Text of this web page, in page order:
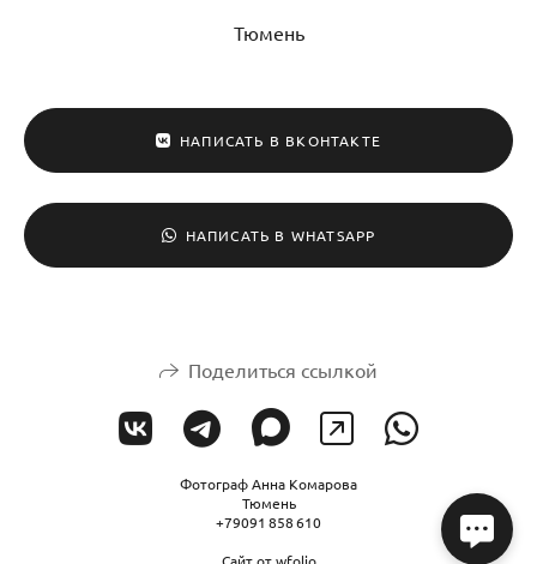
Тюмень
НАПИСАТЬ В ВКОНТАКТЕ
НАПИСАТЬ В WHATSAPP
Поделиться ссылкой
Фотограф Анна Комарова
Тюмень
+79091 858 610
Сайт отwfolio